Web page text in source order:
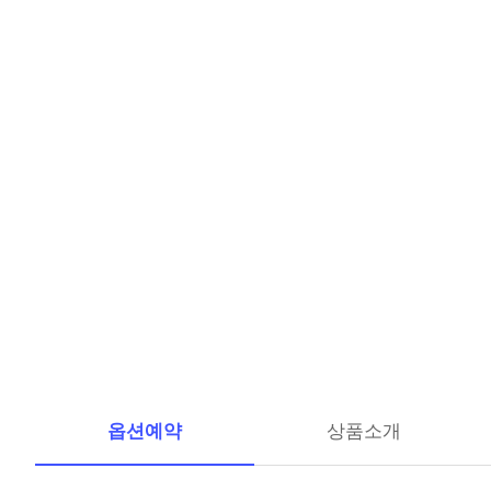
옵션예약 상품소개